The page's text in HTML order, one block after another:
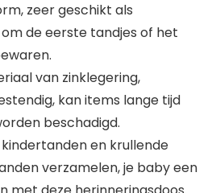
zeer geschikt als
de eerste tandjes of het
van zinklegering,
kan items lange tijd
beschadigd.
en krullende
verzamelen, je baby een